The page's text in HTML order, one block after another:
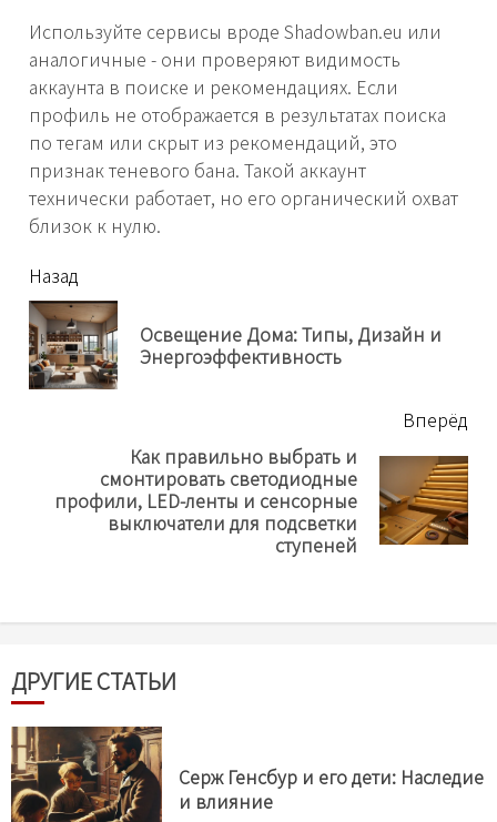
Используйте сервисы вроде Shadowban.eu или
аналогичные - они проверяют видимость
аккаунта в поиске и рекомендациях. Если
профиль не отображается в результатах поиска
по тегам или скрыт из рекомендаций, это
признак теневого бана. Такой аккаунт
технически работает, но его органический охват
близок к нулю.
читать
еще
Назад
Освещение Дома: Типы, Дизайн и
Энергоэффективность
Вперёд
Next
post:
Как правильно выбрать и
смонтировать светодиодные
профили, LED-ленты и сенсорные
выключатели для подсветки
ступеней
ДРУГИЕ СТАТЬИ
Серж Генсбур и его дети: Наследие
и влияние